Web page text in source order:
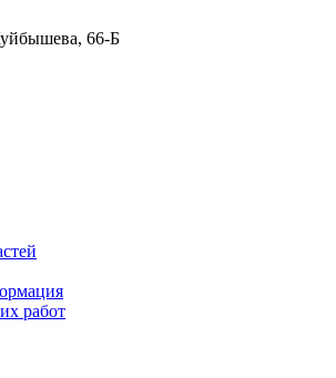
66-Б
работ